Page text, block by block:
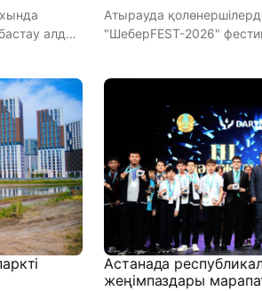
алды.
Атырауда
"ШеберFEST-2026" фестивалі
Астанада
жеңімпаздары